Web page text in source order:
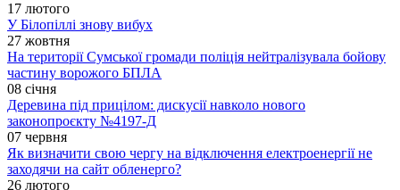
17 лютого
У Білопіллі знову вибух
27 жовтня
На території Сумської громади поліція нейтралізувала бойову
частину ворожого БПЛА
08 січня
Деревина під прицілом: дискусії навколо нового
законопроєкту №4197-Д
07 червня
Як визначити свою чергу на відключення електроенергії не
заходячи на сайт обленерго?
26 лютого